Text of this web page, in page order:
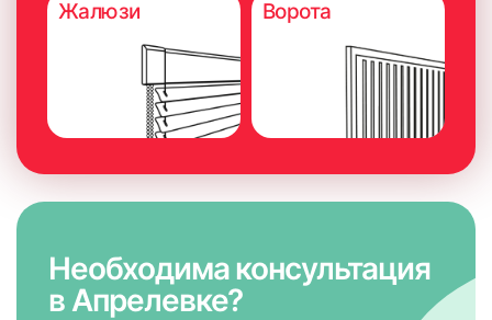
Жалюзи Ворота
Необходима консультация
в Апрелевке?